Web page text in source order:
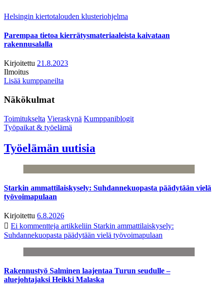
Helsingin kiertotalouden klusteriohjelma
Parempaa tietoa kierrätysmateriaaleista kaivataan
rakennusalalla
Kirjoitettu 21.8.2023
Ilmoitus
Lisää kumppaneilta
Näkökulmat
Toimitukselta Vieraskynä Kumppaniblogit
Työpaikat & työelämä
Työelämän uutisia
Starkin ammattilaiskysely: Suhdannekuopasta päädytään vielä
työvoimapulaan
Kirjoitettu 6.8.2026
Ei kommentteja artikkeliin Starkin ammattilaiskysely:
Suhdannekuopasta päädytään vielä työvoimapulaan
Rakennustyö Salminen laajentaa Turun seudulle –
aluejohtajaksi Heikki Malaska